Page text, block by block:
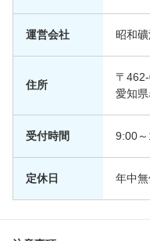
運営会社 昭和
住所
〒
愛知
受付時間 9:00
定休日 年中